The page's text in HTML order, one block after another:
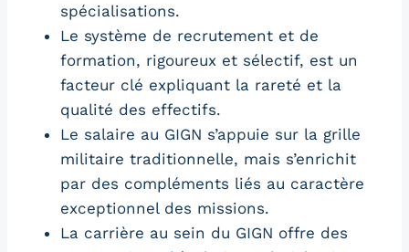
spécialisations.
Le système de recrutement et de
formation, rigoureux et sélectif, est un
facteur clé expliquant la rareté et la
qualité des effectifs.
Le salaire au GIGN s’appuie sur la grille
militaire traditionnelle, mais s’enrichit
par des compléments liés au caractère
exceptionnel des missions.
La carrière au sein du GIGN offre des